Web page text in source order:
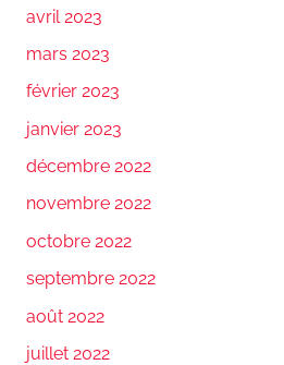
avril 2023
mars 2023
février 2023
janvier 2023
décembre 2022
novembre 2022
octobre 2022
septembre 2022
août 2022
juillet 2022